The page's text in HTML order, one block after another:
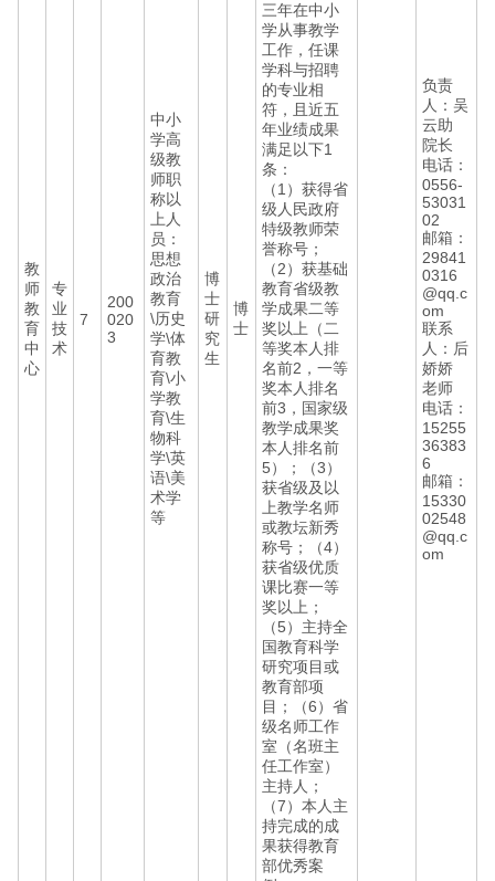
教
师
教
育
中
心
专
业
技
术
7
200
020
3
中小
学高
级教
师职
称以
上人
员：
思想
政治
教育
\历史
学\体
育教
育\小
学教
育\生
物科
学\英
语\美
术学
等
博
士
研
究
生
博
士
三年在中小
学从事教学
工作，任课
学科与招聘
的专业相
符，且近五
年业绩成果
满足以下1
条：
（1）获得省
级人民政府
特级教师荣
誉称号；
（2）获基础
教育省级教
学成果二等
奖以上（二
等奖本人排
名前2，一等
奖本人排名
前3，国家级
教学成果奖
本人排名前
5）；（3）
获省级及以
上教学名师
或教坛新秀
称号；（4）
获省级优质
课比赛一等
奖以上；
（5）主持全
国教育科学
研究项目或
教育部项
目；（6）省
级名师工作
室（名班主
任工作室）
主持人；
（7）本人主
持完成的成
果获得教育
部优秀案
负责
人：吴
云助
院长
电话：
0556-
53031
02
邮箱：
29841
0316
@qq.c
om
联系
人：后
娇娇
老师
电话：
15255
36383
6
邮箱：
15330
02548
@qq.c
om